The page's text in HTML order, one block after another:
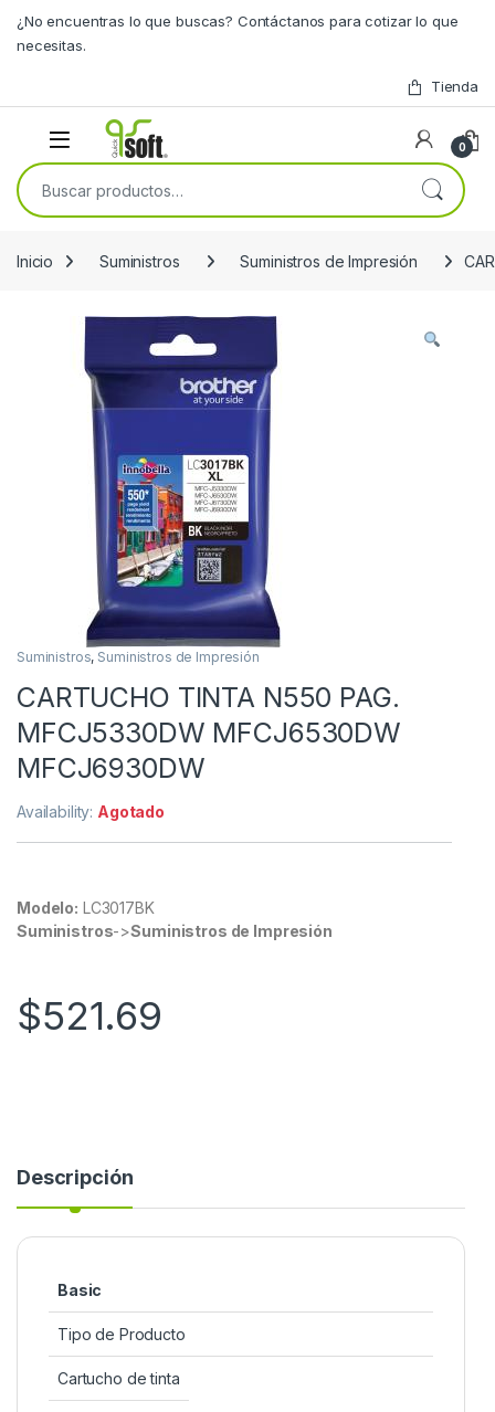
¿No encuentras lo que buscas? Contáctanos para cotizar lo que
necesitas.
Tienda
0
Buscar por:
Inicio Suministros Suministros de Impresión
Suministros, Suministros de Impresión
CARTUCHO TINTA N550 PAG.
MFCJ5330DW MFCJ6530DW
MFCJ6930DW
Availability: Agotado
Modelo: LC3017BK
Suministros->Suministros de Impresión
$521.69
Descripción
Basic
Tipo de Producto
Cartucho de tinta